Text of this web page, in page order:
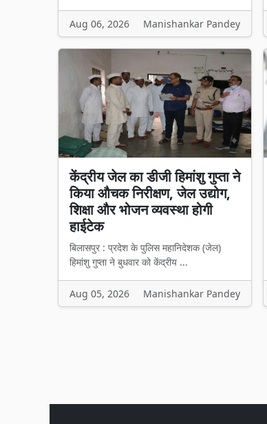
Aug 06, 2026 Manishankar Pandey
केंद्रीय जेल का डीजी हिमांशु गुप्ता ने
किया औचक निरीक्षण, जेल उद्योग,
शिक्षा और भोजन व्यवस्था होगी
हाईटेक
बिलासपुर : प्रदेश के पुलिस महानिदेशक (जेल)
हिमांशु गुप्ता ने बुधवार को केंद्रीय ...
Aug 05, 2026 Manishankar Pandey